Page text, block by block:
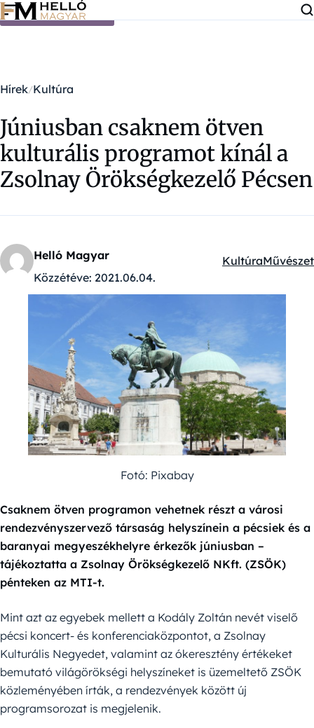
Ugrás a tartalomra
Hírek Kultúra
Júniusban csaknem ötven
kulturális programot kínál a
Zsolnay Örökségkezelő Pécsen
Helló Magyar
Közzétéve: 2021.06.04.
Kategóriák:
KultúraMűvészet
Fotó: Pixabay
Csaknem ötven programon vehetnek részt a városi
rendezvényszervező társaság helyszínein a pécsiek és a
baranyai megyeszékhelyre érkezők júniusban –
tájékoztatta a Zsolnay Örökségkezelő NKft. (ZSÖK)
pénteken az MTI-t.
Mint azt az egyebek mellett a Kodály Zoltán nevét viselő
pécsi koncert- és konferenciaközpontot, a Zsolnay
Kulturális Negyedet, valamint az ókeresztény értékeket
bemutató világörökségi helyszíneket is üzemeltető ZSÖK
közleményében írták, a rendezvények között új
programsorozat is megjelenik.